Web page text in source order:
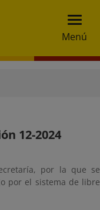
Menú
12-2024
por la que se
por el sistema de libre